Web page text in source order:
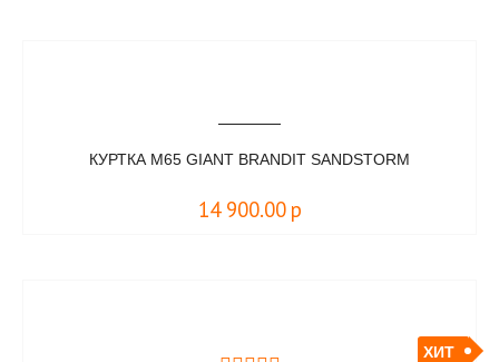
КУРТКА M65 GIANT BRANDIT SANDSTORM
14 900.00 р
ХИТ